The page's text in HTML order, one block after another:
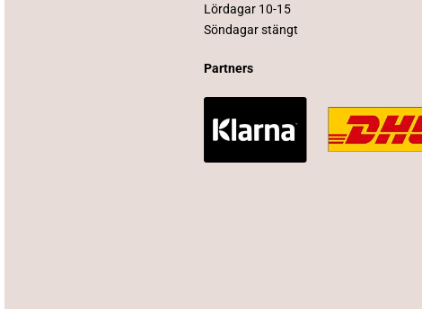
Lördagar 10-15
Söndagar stängt
Partners